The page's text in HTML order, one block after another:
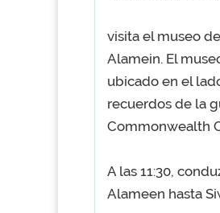
visita el museo
Alamein. El
ubicado en el
recuerdos de la
Commonwealth
A las 11:30,
Alameen hasta